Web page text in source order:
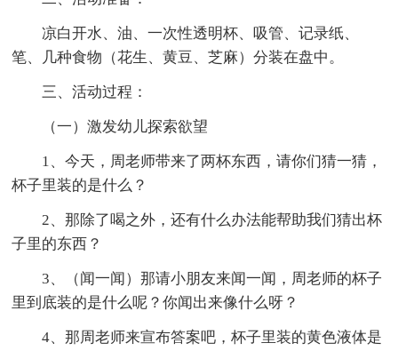
凉白开水、油、一次性透明杯、吸管、记录纸、
笔、几种食物（花生、黄豆、芝麻）分装在盘中。
三、活动过程：
（一）激发幼儿探索欲望
1、今天，周老师带来了两杯东西，请你们猜一猜，
杯子里装的是什么？
2、那除了喝之外，还有什么办法能帮助我们猜出杯
子里的东西？
3、（闻一闻）那请小朋友来闻一闻，周老师的杯子
里到底装的是什么呢？你闻出来像什么呀？
4、那周老师来宣布答案吧，杯子里装的黄色液体是